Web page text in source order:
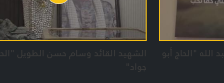
"الحاج أبو
الشهيد القائد وسام حسن الطويل "الحاج
جواد"